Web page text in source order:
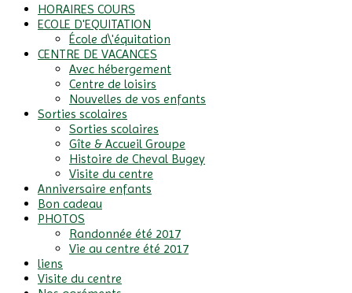
HORAIRES COURS
ECOLE D'EQUITATION
École d\'équitation
CENTRE DE VACANCES
Avec hébergement
Centre de loisirs
Nouvelles de vos enfants
Sorties scolaires
Sorties scolaires
Gîte & Accueil Groupe
Histoire de Cheval Bugey
Visite du centre
Anniversaire enfants
Bon cadeau
PHOTOS
Randonnée été 2017
Vie au centre été 2017
liens
Visite du centre